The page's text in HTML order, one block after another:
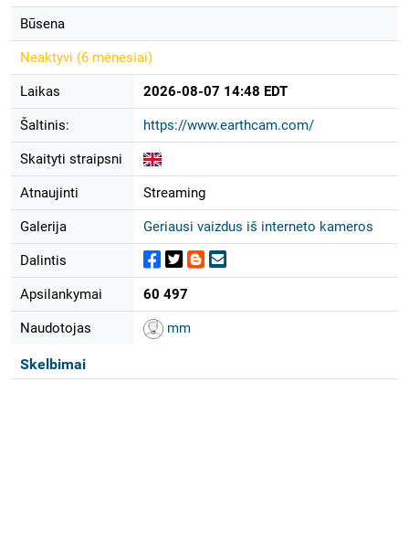
Būsena
Neaktyvi (6 mėnesiai)
Laikas 2026-08-07 14:48 EDT
Šaltinis: https://www.earthcam.com/
Skaityti straipsni
Atnaujinti Streaming
Galerija Geriausi vaizdus iš interneto kameros
Dalintis
Apsilankymai 60 497
Naudotojas mm
Skelbimai